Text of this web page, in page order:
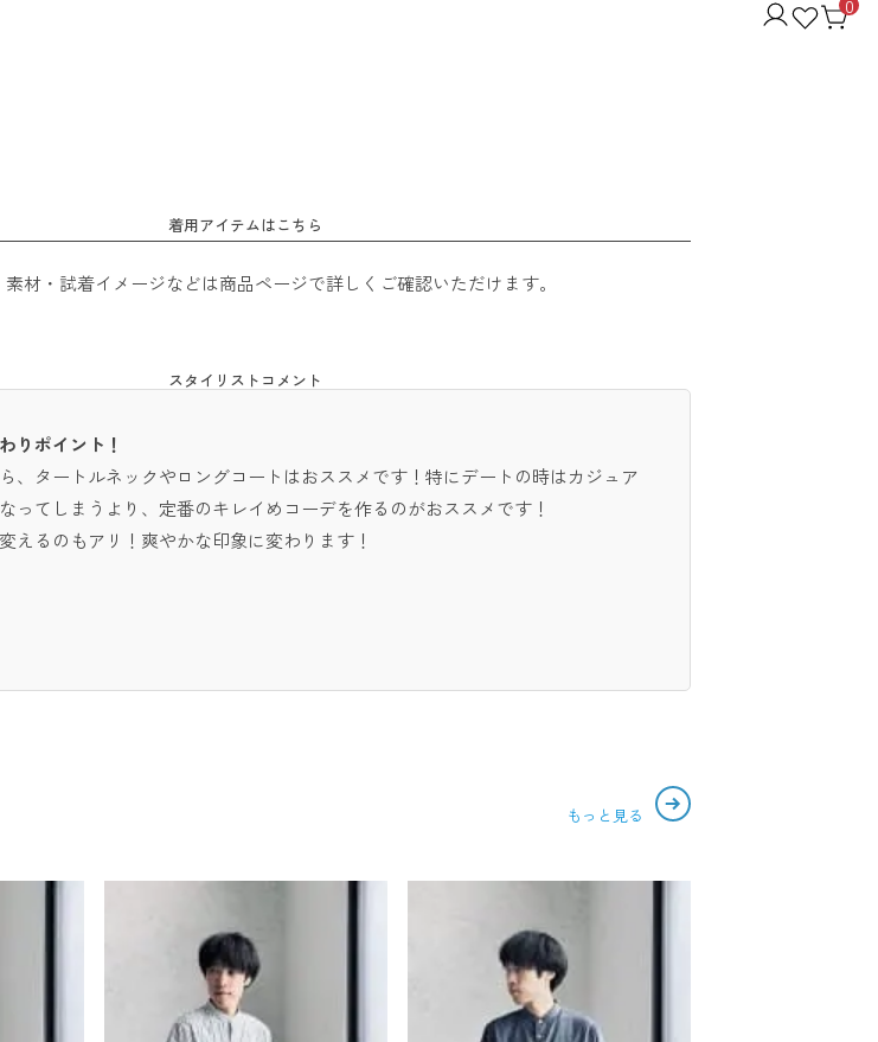
0
着用アイテムはこちら
素材・試着イメージなどは商品ページで詳しくご確認いただけます。
スタイリストコメント
りポイント！
、タートルネックやロングコートはおススメです！特にデートの時はカジュア
ってしまうより、定番のキレイめコーデを作るのがおススメです！
えるのもアリ！爽やかな印象に変わります！
もっと見る